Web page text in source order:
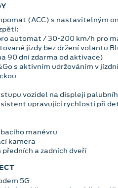
(ACC) s nastavitelným
automat / 30-200 km/h pro
jízdy bez držení volantu
90 dní zdarma od aktivace)
s aktivním udržováním v
vozidel na displeji
upravující rychlosti při
manévru
kamera
a zadních dveří
5G